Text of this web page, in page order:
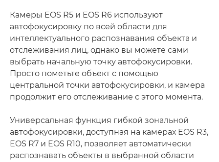
Камеры EOS R5 и EOS R6 используют
автофокусировку по всей области для
интеллектуального распознавания объекта и
отслеживания лиц, однако вы можете сами
выбрать начальную точку автофокусировки.
Просто пометьте объект с помощью
центральной точки автофокусировки, и камера
продолжит его отслеживание с этого момента.
Универсальная функция гибкой зональной
автофокусировки, доступная на камерах EOS R3,
EOS R7 и EOS R10, позволяет автоматически
распознавать объекты в выбранной области